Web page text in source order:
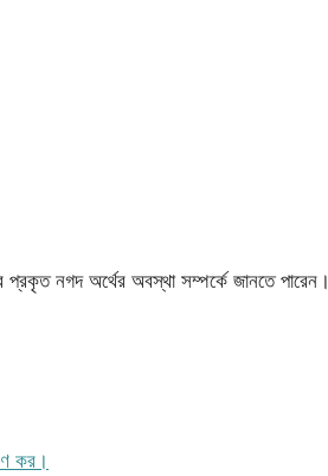
প্রকৃত নগদ অর্থের অবস্থা সম্পর্কে জানতে পারেন।
কর।